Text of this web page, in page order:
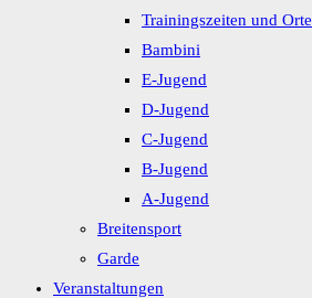
Trainingszeiten und Orte
Bambini
E-Jugend
D-Jugend
C-Jugend
B-Jugend
A-Jugend
Breitensport
Garde
Veranstaltungen